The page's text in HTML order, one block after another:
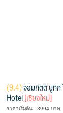
(9.4)จอมกิตติ บูทิก
Hotel[เชียงใหม่]
ราคาเริ่มต้น : 3994 บาท